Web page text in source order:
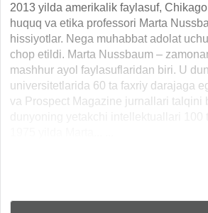
2013 yilda amerikalik faylasuf,
huquq va etika professori Marta
hissiyotlar. Nega muhabbat adolat
chop etildi. Marta Nussbaum –
mashhur ayol faylasuflaridan biri. U
universitetlarida 60 ta faxriy darajaga
va Prospect Magazine jurnallari talqini